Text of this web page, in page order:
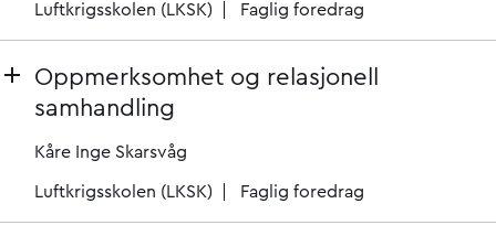
Luftkrigsskolen (LKSK) Faglig foredrag
Oppmerksomhet og relasjonell
samhandling
Kåre Inge Skarsvåg
Luftkrigsskolen (LKSK) Faglig foredrag